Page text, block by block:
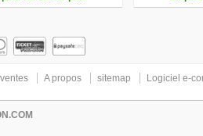
A propos sitemap Logiciel e-